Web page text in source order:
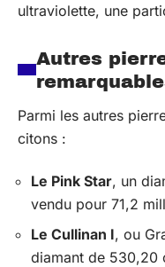
ultraviolette, une
Autres
Parmi les autres
citons :
Le Pink Star, un
vendu pour 71,2
Le Cullinan I, ou
diamant de 530,20